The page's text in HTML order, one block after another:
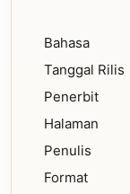
Bahasa
Tanggal Rilis
Penerbit
Halaman
Penulis
Format